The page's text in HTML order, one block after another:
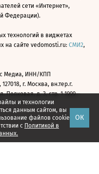
и технологии
данным сайтом, вы
файлов cookie
с Политикой в
ОК
сети «Интернет»,
Федерации).
технологий в виджетах
на сайте vedomosti.ru: СМИ2,
Медиа, ИНН/КПП
127018, г. Москва, вн.тер.г.
Полковая, д. 3, стр. 1 1999—